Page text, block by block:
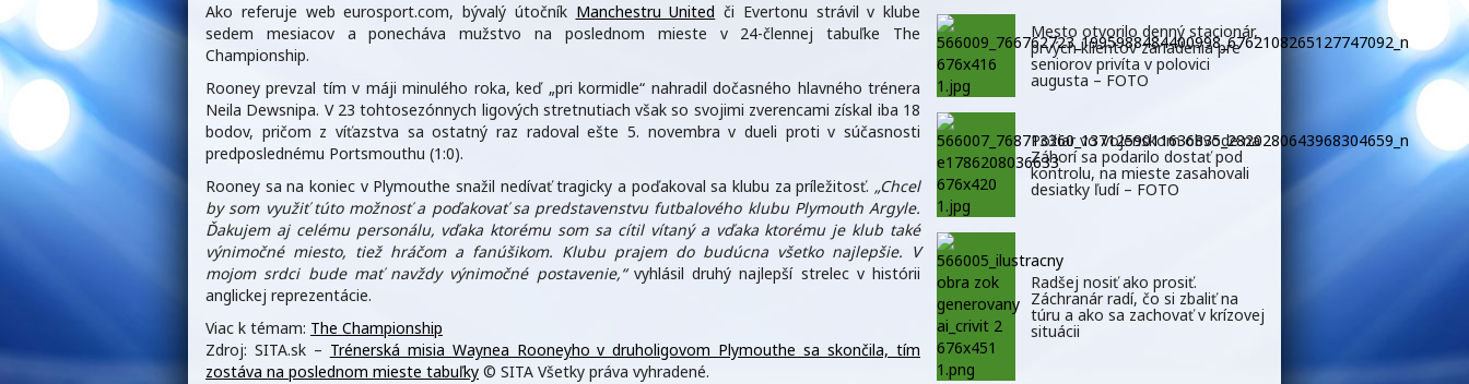
Ako referuje web eurosport.com, bývalý útočník Manchestru United či Evertonu strávil v klube
sedem mesiacov a ponecháva mužstvo na poslednom mieste v 24-člennej tabuľke The
Championship.
Rooney prevzal tím v máji minulého roka, keď „pri kormidle“ nahradil dočasného hlavného trénera
Neila Dewsnipa. V 23 tohtosezónnych ligových stretnutiach však so svojimi zverencami získal iba 18
bodov, pričom z víťazstva sa ostatný raz radoval ešte 5. novembra v dueli proti v súčasnosti
predposlednému Portsmouthu (1:0).
Rooney sa na koniec v Plymouthe snažil nedívať tragicky a poďakoval sa klubu za príležitosť. „Chcel
by som využiť túto možnosť a poďakovať sa predstavenstvu futbalového klubu Plymouth Argyle.
Ďakujem aj celému personálu, vďaka ktorému som sa cítil vítaný a vďaka ktorému je klub také
výnimočné miesto, tiež hráčom a fanúšikom. Klubu prajem do budúcna všetko najlepšie. V
mojom srdci bude mať navždy výnimočné postavenie,“vyhlásil druhý najlepší strelec v histórii
anglickej reprezentácie.
Viac k témam: The Championship
Zdroj: SITA.sk – Trénerská misia Waynea Rooneyho v druholigovom Plymouthe sa skončila, tím
zostáva na poslednom mieste tabuľky © SITA Všetky práva vyhradené.
Mesto otvorilo denný stacionár,
prvých klientov zariadenia pre
seniorov privíta v polovici
augusta – FOTO
Požiar vo vojenskom obvode na
Záhorí sa podarilo dostať pod
kontrolu, na mieste zasahovali
desiatky ľudí – FOTO
Radšej nosiť ako prosiť.
Záchranár radí, čo si zbaliť na
túru a ako sa zachovať v krízovej
situácii